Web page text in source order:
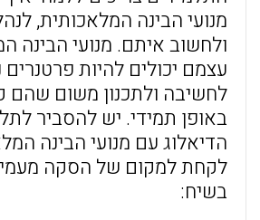
מנועי הבינה המלאכותית,
ולחשוב איתם. מנועי הבינה
עצמם יכולים להיות פרטנרים
לחשיבה ולתכנון משום שהם
באופן תמידי. יש להסביר
הדיאלוג עם מנועי הבינה
לקחת למקום של הסקה
בשיח: